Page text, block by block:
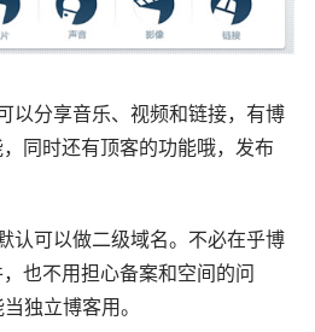
以分享音乐、视频和链接，有博
同时还有顶客的功能哦，发布
认可以做二级域名。不必在乎博
也不用担心备案和空间的问
独立博客用。